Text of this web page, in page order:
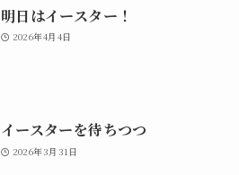
明日はイースター！
2026年4月4日
イースターを待ちつつ
2026年3月31日